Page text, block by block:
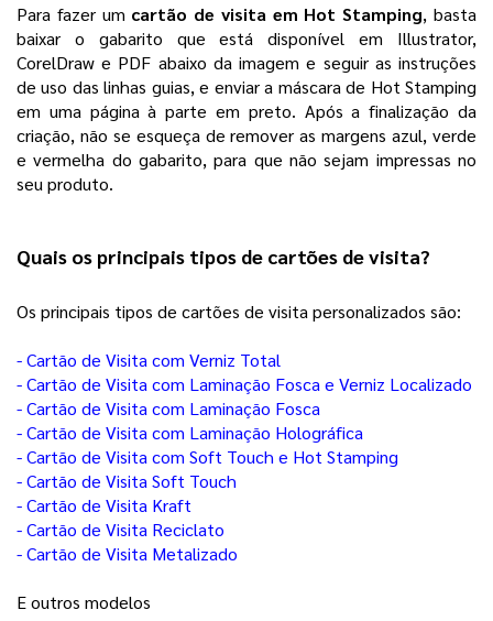
Para fazer um cartão de visita em Hot Stamping, basta
baixar o gabarito que está disponível em Illustrator,
CorelDraw e PDF abaixo da imagem e seguir as instruções
de uso das linhas guias, e enviar a máscara de Hot Stamping
em uma página à parte em preto. Após a finalização da
criação, não se esqueça de remover as margens azul, verde
e vermelha do gabarito, para que não sejam impressas no
seu produto.
Quais os principais tipos de cartões de visita?
Os principais tipos de cartões de visita personalizados são:
- Cartão de Visita com Verniz Total
- Cartão de Visita com Laminação Fosca e Verniz Localizado
- Cartão de Visita com Laminação Fosca
- Cartão de Visita com Laminação Holográfica
- Cartão de Visita com Soft Touch e Hot Stamping
- Cartão de Visita Soft Touch
- Cartão de Visita Kraft
- Cartão de Visita Reciclato
- Cartão de Visita Metalizado
E outros modelos